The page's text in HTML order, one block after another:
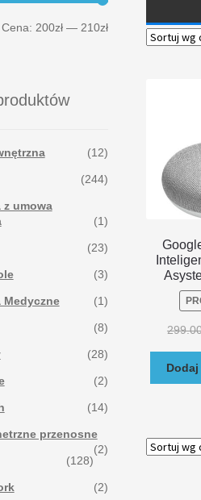
Cena: 200zł — 210zł
(12)
(244)
z umowa
(1)
(23)
(3)
Medyczne (1)
(8)
(28)
(2)
(14)
przenosne
(2)
(128)
(2)